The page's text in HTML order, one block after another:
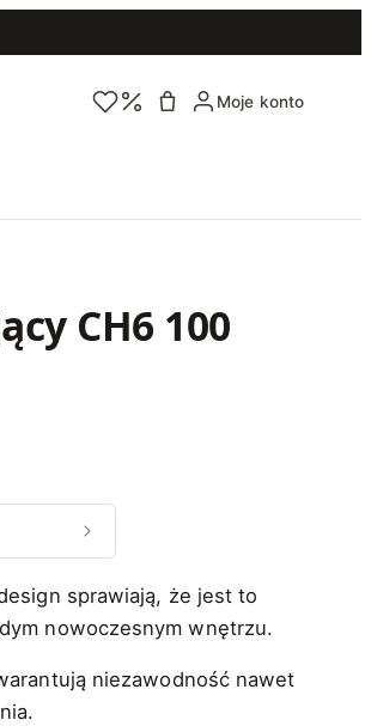
Moje konto
CH6 100
sprawiają, że jest to
nowoczesnym wnętrzu.
niezawodność nawet